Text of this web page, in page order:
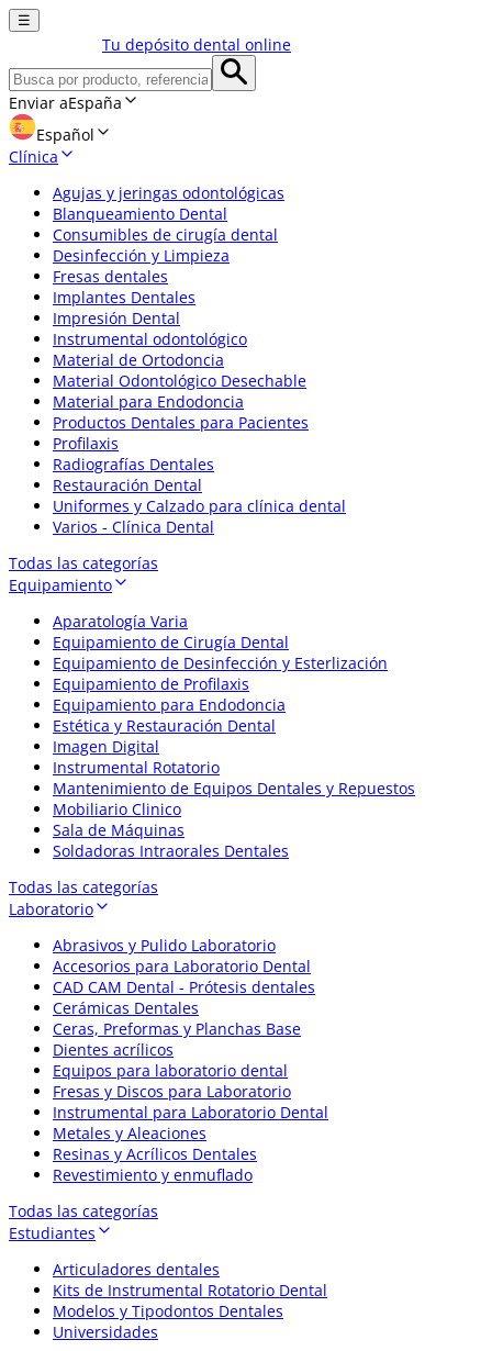
☰
Tu depósito dental online
Enviar aEspaña
Español
Clínica
Agujas y jeringas odontológicas
Blanqueamiento Dental
Consumibles de cirugía dental
Desinfección y Limpieza
Fresas dentales
Implantes Dentales
Impresión Dental
Instrumental odontológico
Material de Ortodoncia
Material Odontológico Desechable
Material para Endodoncia
Productos Dentales para Pacientes
Profilaxis
Radiografías Dentales
Restauración Dental
Uniformes y Calzado para clínica dental
Varios - Clínica Dental
Todas las categorías
Equipamiento
Aparatología Varia
Equipamiento de Cirugía Dental
Equipamiento de Desinfección y Esterlización
Equipamiento de Profilaxis
Equipamiento para Endodoncia
Estética y Restauración Dental
Imagen Digital
Instrumental Rotatorio
Mantenimiento de Equipos Dentales y Repuestos
Mobiliario Clinico
Sala de Máquinas
Soldadoras Intraorales Dentales
Todas las categorías
Laboratorio
Abrasivos y Pulido Laboratorio
Accesorios para Laboratorio Dental
CAD CAM Dental - Prótesis dentales
Cerámicas Dentales
Ceras, Preformas y Planchas Base
Dientes acrílicos
Equipos para laboratorio dental
Fresas y Discos para Laboratorio
Instrumental para Laboratorio Dental
Metales y Aleaciones
Resinas y Acrílicos Dentales
Revestimiento y enmuflado
Todas las categorías
Estudiantes
Articuladores dentales
Kits de Instrumental Rotatorio Dental
Modelos y Tipodontos Dentales
Universidades